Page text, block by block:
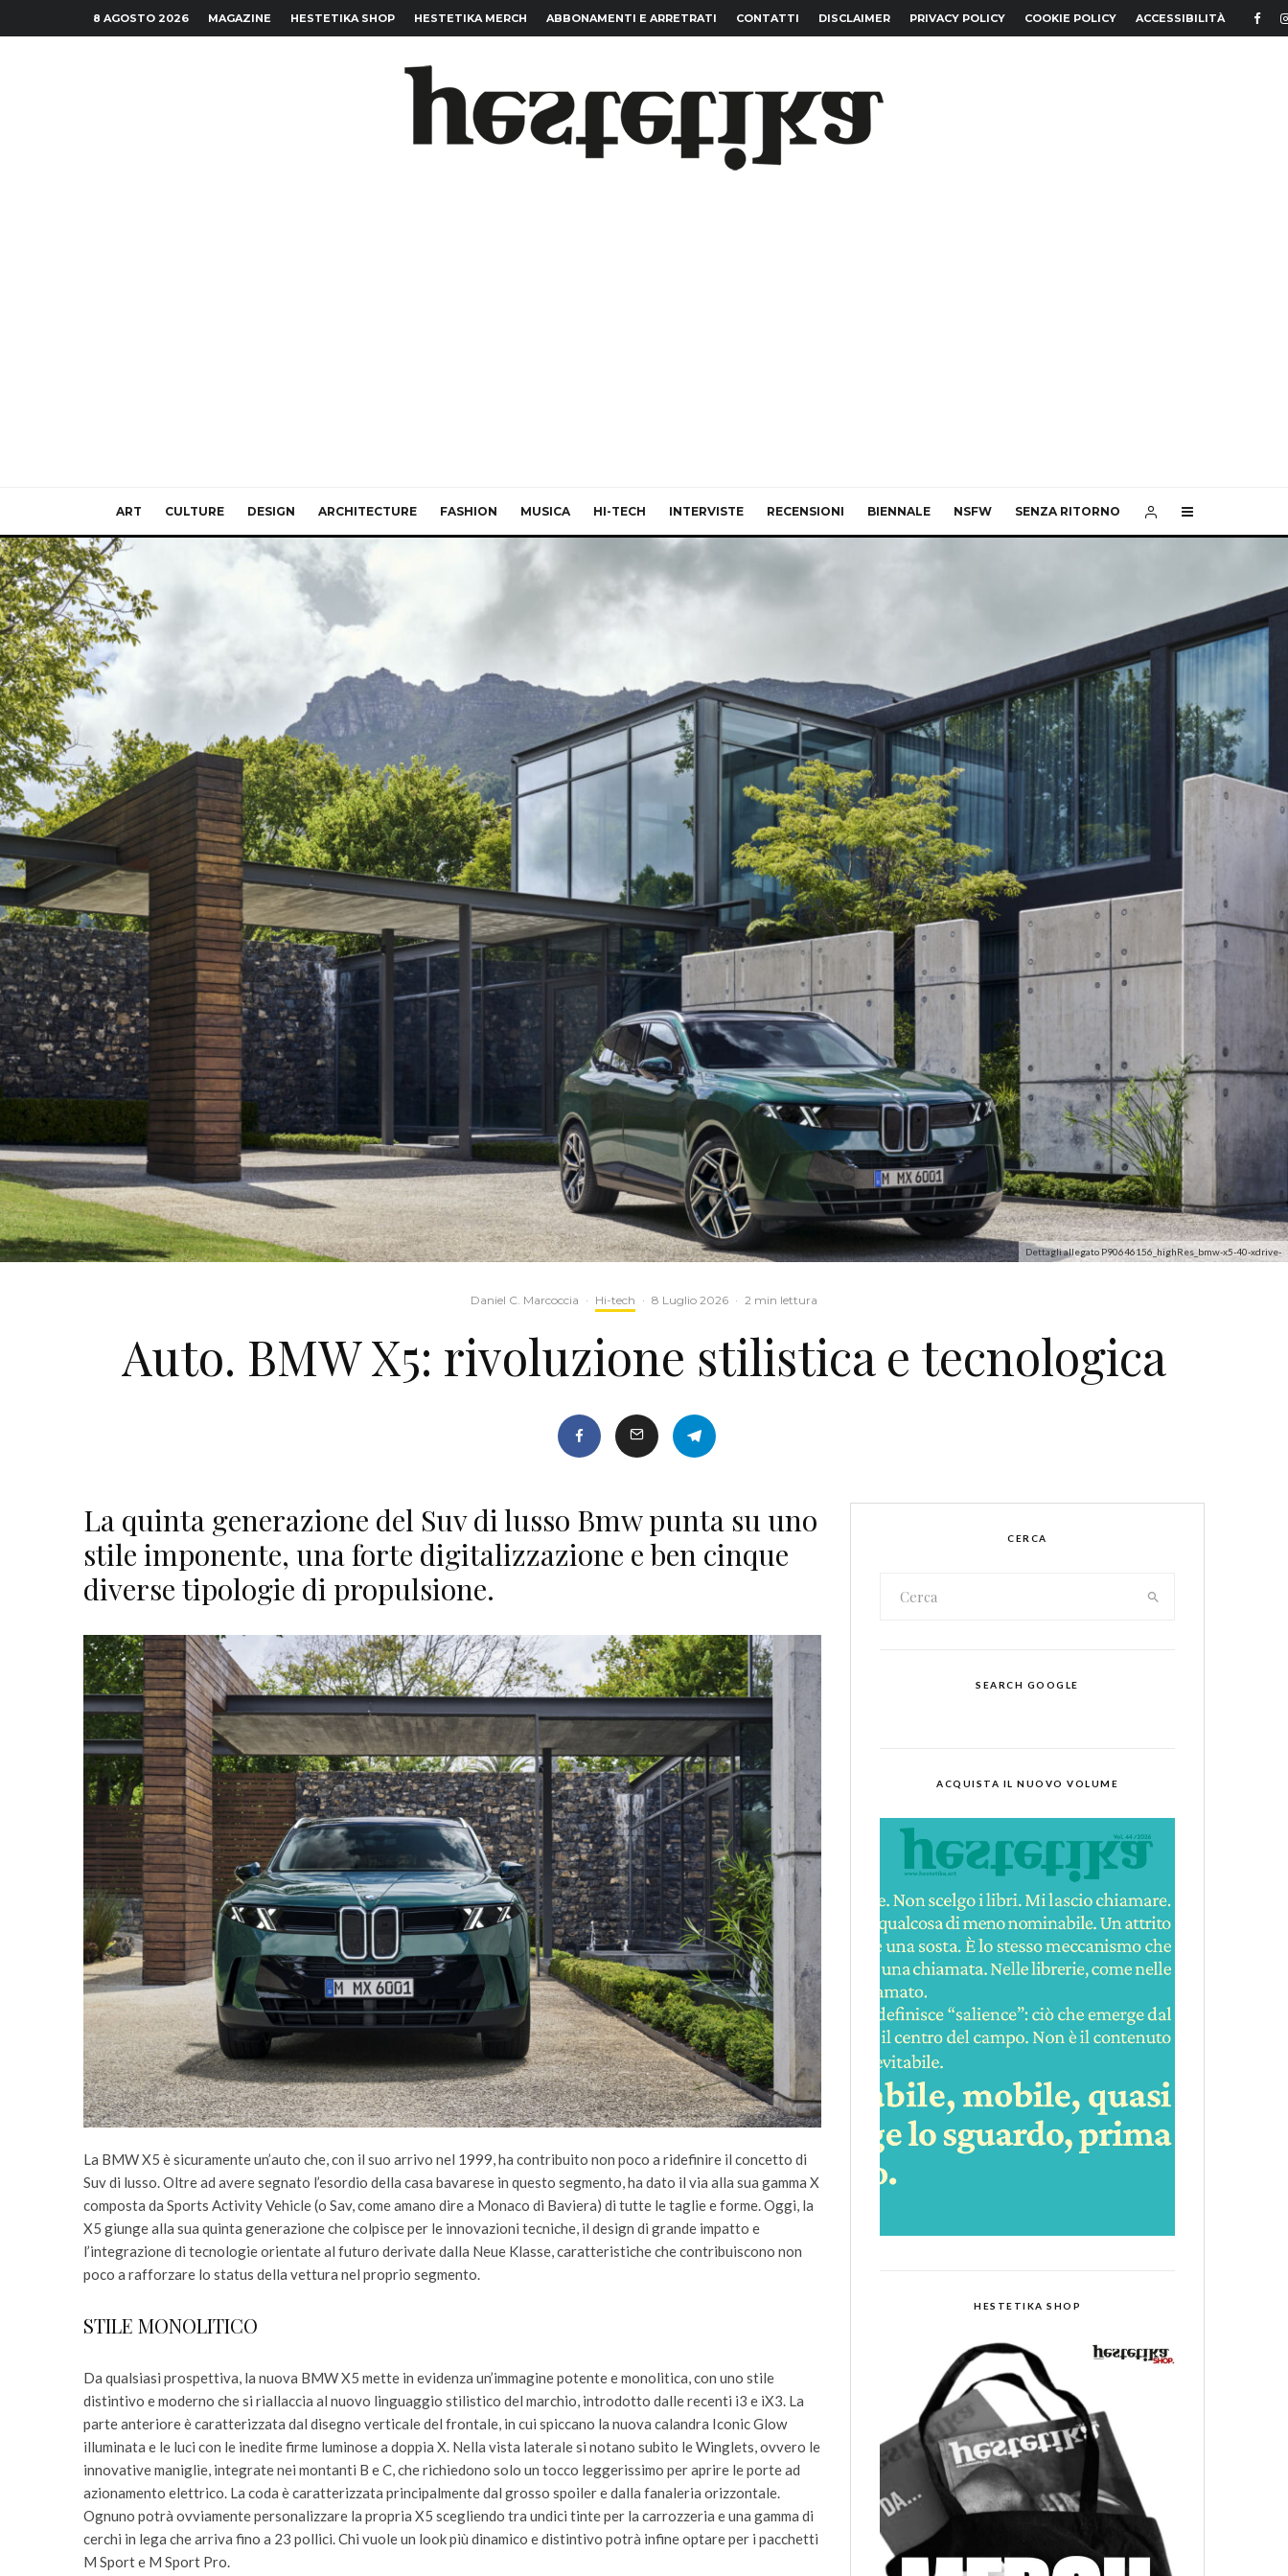
8 AGOSTO 2026 MAGAZINE HESTETIKA SHOP HESTETIKA MERCH ABBONAMENTI E ARRETRATI CONTATTI DISCLAIMER PRIVACY POLICY COOKIE POLICY ACCESSIBILITÀ
ART CULTURE DESIGN ARCHITECTURE FASHION MUSICA HI-TECH INTERVISTE RECENSIONI BIENNALE NSFW SENZA RITORNO
Dettagli allegato P90646156_highRes_bmw-x5-40-xdrive-
Daniel C. Marcoccia · Hi-tech · 8 Luglio 2026 · 2 min lettura
Auto. BMW X5: rivoluzione stilistica e tecnologica
La quinta generazione del Suv di lusso Bmw punta su uno
stile imponente, una forte digitalizzazione e ben cinque
diverse tipologie di propulsione.
La BMW X5 è sicuramente un’auto che, con il suo arrivo nel 1999, ha contribuito non poco a ridefinire il concetto di
Suv di lusso. Oltre ad avere segnato l’esordio della casa bavarese in questo segmento, ha dato il via alla sua gamma X
composta da Sports Activity Vehicle (o Sav, come amano dire a Monaco di Baviera) di tutte le taglie e forme. Oggi, la
X5 giunge alla sua quinta generazione che colpisce per le innovazioni tecniche, il design di grande impatto e
l’integrazione di tecnologie orientate al futuro derivate dalla Neue Klasse, caratteristiche che contribuiscono non
poco a rafforzare lo status della vettura nel proprio segmento.
STILE MONOLITICO
Da qualsiasi prospettiva, la nuova BMW X5 mette in evidenza un’immagine potente e monolitica, con uno stile
distintivo e moderno che si riallaccia al nuovo linguaggio stilistico del marchio, introdotto dalle recenti i3 e iX3. La
parte anteriore è caratterizzata dal disegno verticale del frontale, in cui spiccano la nuova calandra Iconic Glow
illuminata e le luci con le inedite firme luminose a doppia X. Nella vista laterale si notano subito le Winglets, ovvero le
innovative maniglie, integrate nei montanti B e C, che richiedono solo un tocco leggerissimo per aprire le porte ad
azionamento elettrico. La coda è caratterizzata principalmente dal grosso spoiler e dalla fanaleria orizzontale.
Ognuno potrà ovviamente personalizzare la propria X5 scegliendo tra undici tinte per la carrozzeria e una gamma di
cerchi in lega che arriva fino a 23 pollici. Chi vuole un look più dinamico e distintivo potrà infine optare per i pacchetti
M Sport e M Sport Pro.
CERCA
SEARCH GOOGLE
ACQUISTA IL NUOVO VOLUME
HESTETIKA SHOP